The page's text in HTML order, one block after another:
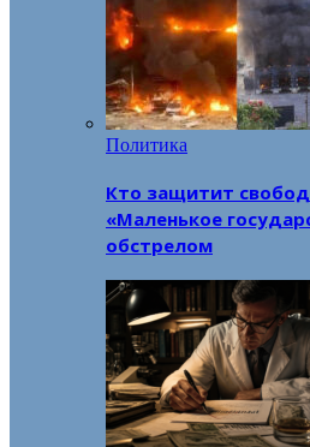
Политика
Кто защитит
«Маленькое
обстрелом